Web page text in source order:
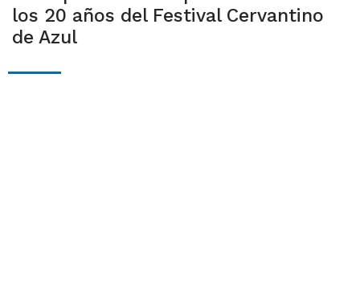
los 20 años del Festival Cervantino
de Azul